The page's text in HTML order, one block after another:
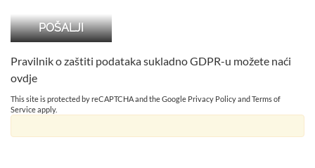
Pravilnik o zaštiti podataka sukladno GDPR-u možete naći
ovdje
This site is protected by reCAPTCHA and the Google Privacy PolicyandTerms of
Serviceapply.